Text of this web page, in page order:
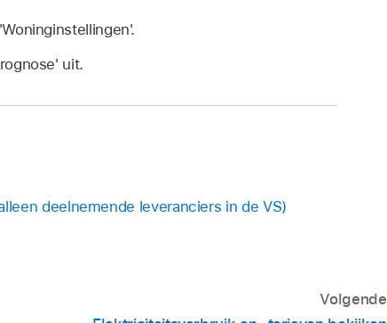
uit.
deelnemende leveranciers in de VS)
Volgende